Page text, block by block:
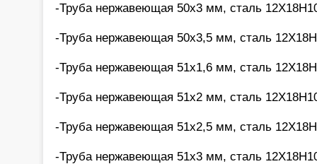
-Труба нержавеющая 50х3 мм, сталь
-Труба нержавеющая 50х3,5 мм, сталь
-Труба нержавеющая 51х1,6 мм, сталь
-Труба нержавеющая 51х2 мм, сталь
-Труба нержавеющая 51х2,5 мм, сталь
-Труба нержавеющая 51х3 мм, сталь